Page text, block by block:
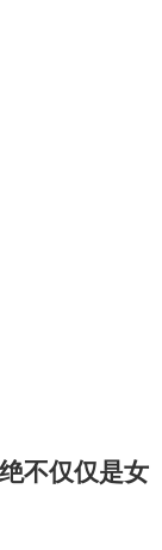
不仅仅是女